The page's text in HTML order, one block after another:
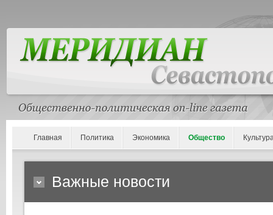
Главная Политика Экономика Общество
Важные новости